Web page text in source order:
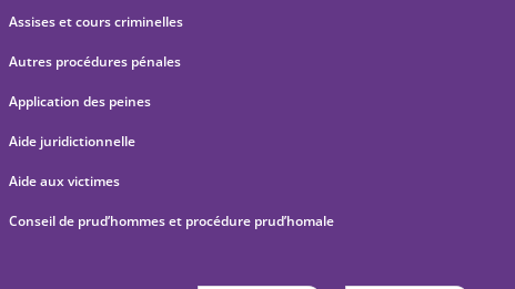
Assises et cours criminelles
Autres procédures pénales
Application des peines
Aide juridictionnelle
Aide aux victimes
Conseil de prud’hommes et procédure prud’homale